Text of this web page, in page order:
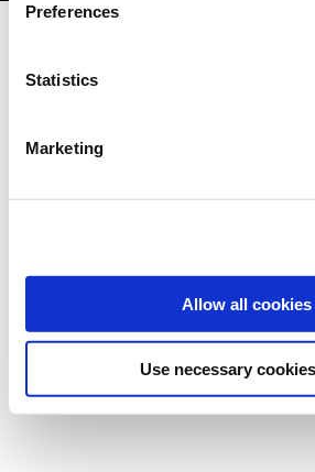
Preferences
Statistics
Marketing
Allow all cookies
Use necessary